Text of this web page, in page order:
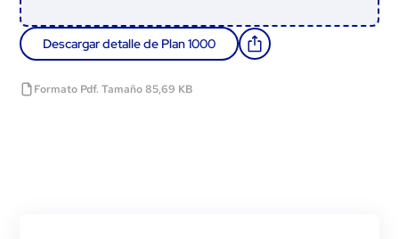
Descargar detalle de Plan 1000
Formato Pdf. Tamaño 85,69 KB